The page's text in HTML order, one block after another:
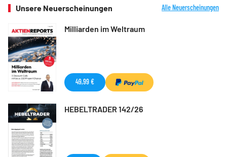
Unsere Neuerscheinungen Alle Neuerscheinungen
Milliarden im Weltraum
49,99 €
HEBELTRADER 142/26